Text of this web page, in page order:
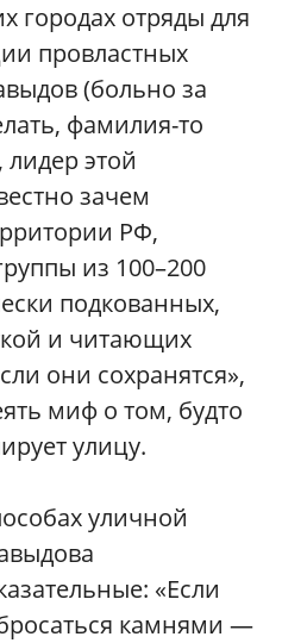
городах отряды для
провластных
(больно за
фамилия-то
этой
зачем
РФ,
из 100–200
подкованных,
и читающих
они сохранятся»,
миф о том, будто
улицу.
уличной
«Если
камнями —